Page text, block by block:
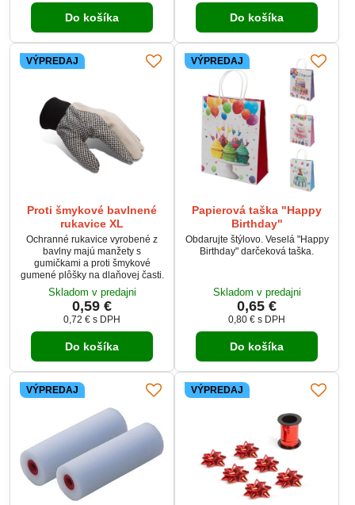
Do košíka Do košíka
VÝPREDAJ
Proti šmykové bavlnené
rukavice XL
Ochranné rukavice vyrobené z
bavlny majú manžety s
gumičkami a proti šmykové
gumené plôšky na dlaňovej časti.
Skladom v predajni
0,59 €
0,72 € s DPH
Do košíka
VÝPREDAJ
Papierová taška "Happy
Birthday"
Obdarujte štýlovo. Veselá "Happy
Birthday" darčeková taška.
Skladom v predajni
0,65 €
0,80 € s DPH
Do košíka
VÝPREDAJ VÝPREDAJ